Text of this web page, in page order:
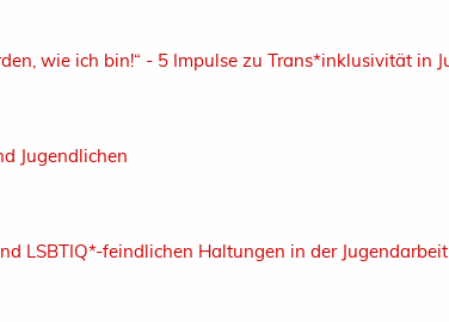
wie ich bin!“ - 5 Impulse zu Trans*inklusivität in
Jugendlichen
LSBTIQ*-feindlichen Haltungen in der Jugendarbeit